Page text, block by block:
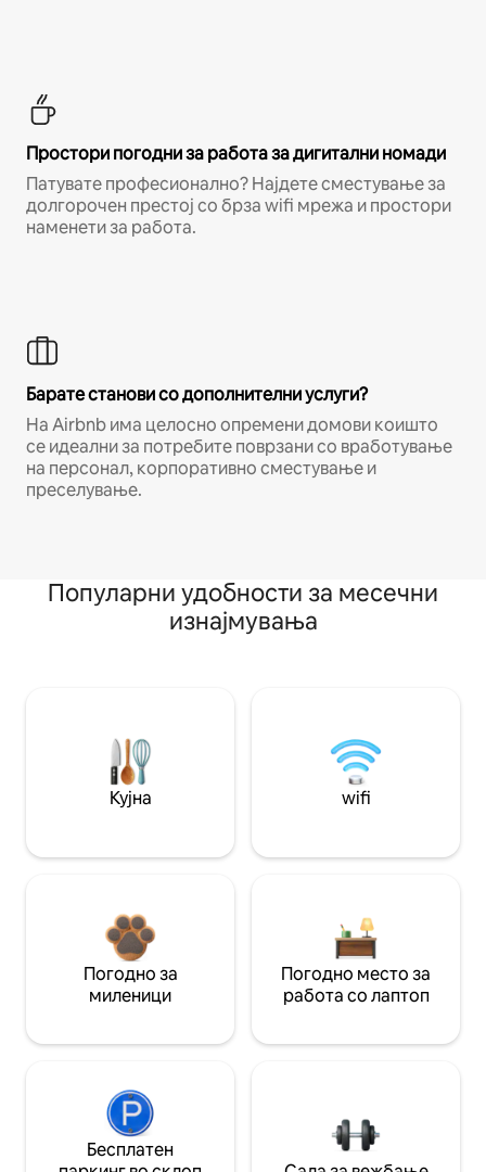
Простори погодни за работа за дигитални номади
Патувате професионално? Најдете сместување за
долгорочен престој со брза wifi мрежа и простори
наменети за работа.
Барате станови со дополнителни услуги?
На Airbnb има целосно опремени домови коишто
се идеални за потребите поврзани со вработување
на персонал, корпоративно сместување и
преселување.
Популарни удобности за месечни
изнајмувања
Кујна wifi
Погодно за
миленици
Погодно место за
работа со лаптоп
Бесплатен